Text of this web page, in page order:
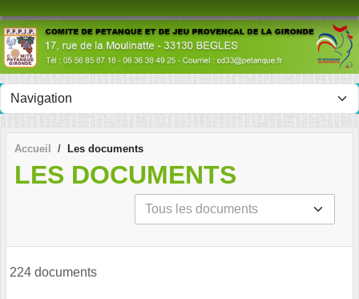
Accueil Les documents
LES DOCUMENTS
224 documents